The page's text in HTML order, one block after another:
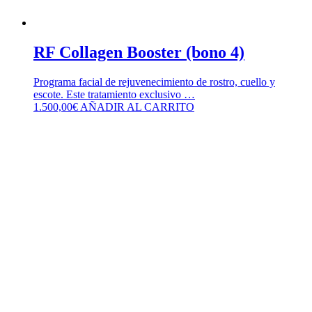
RF Collagen Booster (bono 4)
Programa facial de rejuvenecimiento de rostro, cuello y
escote. Este tratamiento exclusivo …
1.500,00€ AÑADIR AL CARRITO